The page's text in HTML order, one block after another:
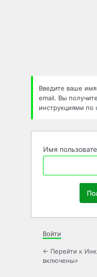
Введите ваше
email. Вы
инструкциями по
Имя
Войти
← Перейти к
включены»